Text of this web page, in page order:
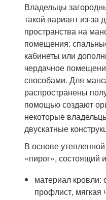
Владельцы
такой вариант из-за
пространства на
помещения:
кабинеты или
чердачное
способами. Для
распространены
помощью создают
некоторые
двускатные
В основе
«пирог», состоящий
материал кровли:
профлист, мягкая